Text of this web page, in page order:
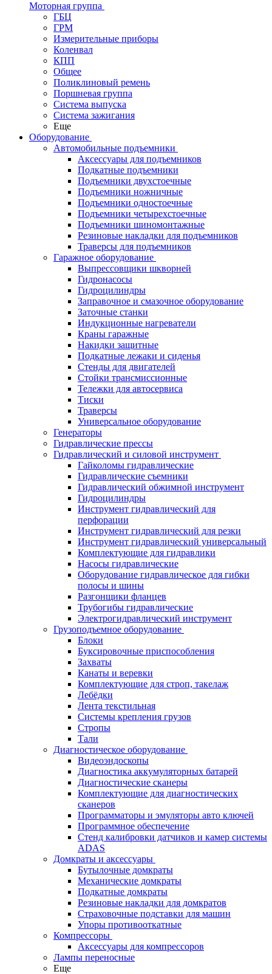
Моторная группа
ГБЦ
ГРМ
Измерительные приборы
Коленвал
КПП
Общее
Поликлиновый ремень
Поршневая группа
Система выпуска
Система зажигания
Еще
Оборудование
Автомобильные подъемники
Аксессуары для подъемников
Подкатные подъемники
Подъемники двухстоечные
Подъемники ножничные
Подъемники одностоечные
Подъемники четырехстоечные
Подъемники шиномонтажные
Резиновые накладки для подъемников
Траверсы для подъемников
Гаражное оборудование
Выпрессовщики шкворней
Гидронасосы
Гидроцилиндры
Заправочное и смазочное оборудование
Заточные станки
Индукционные нагреватели
Краны гаражные
Накидки защитные
Подкатные лежаки и сиденья
Стенды для двигателей
Стойки трансмиссионные
Тележки для автосервиса
Тиски
Траверсы
Универсальное оборудование
Генераторы
Гидравлические прессы
Гидравлический и силовой инструмент
Гайколомы гидравлические
Гидравлические съемники
Гидравлический обжимной инструмент
Гидроцилиндры
Инструмент гидравлический для
перфорации
Инструмент гидравлический для резки
Инструмент гидравлический универсальный
Комплектующие для гидравлики
Насосы гидравлические
Оборудование гидравлическое для гибки
полосы и шины
Разгонщики фланцев
Трубогибы гидравлические
Электрогидравлический инструмент
Грузоподъемное оборудование
Блоки
Буксировочные приспособления
Захваты
Канаты и веревки
Комплектующие для строп, такелаж
Лебёдки
Лента текстильная
Системы крепления грузов
Стропы
Тали
Диагностическое оборудование
Видеоэндоскопы
Диагностика аккумуляторных батарей
Диагностические сканеры
Комплектующие для диагностических
сканеров
Программаторы и эмуляторы авто ключей
Программное обеспечение
Стенд калибровки датчиков и камер системы
ADAS
Домкраты и аксессуары
Бутылочные домкраты
Механические домкраты
Подкатные домкраты
Резиновые накладки для домкратов
Страховочные подставки для машин
Упоры противооткатные
Компрессоры
Аксессуары для компрессоров
Лампы переносные
Еще